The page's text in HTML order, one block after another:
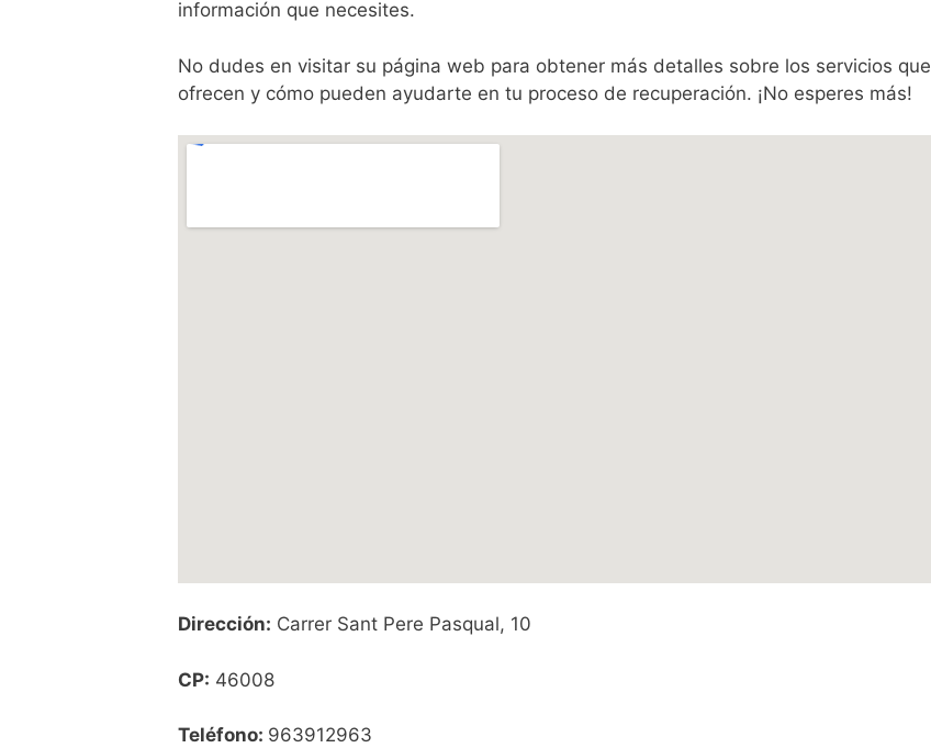
información que necesites.
No dudes en visitar su página web para obtener más detalles sobre los servicios que
ofrecen y cómo pueden ayudarte en tu proceso de recuperación. ¡No esperes más!
Dirección: Carrer Sant Pere Pasqual, 10
CP: 46008
Teléfono: 963912963